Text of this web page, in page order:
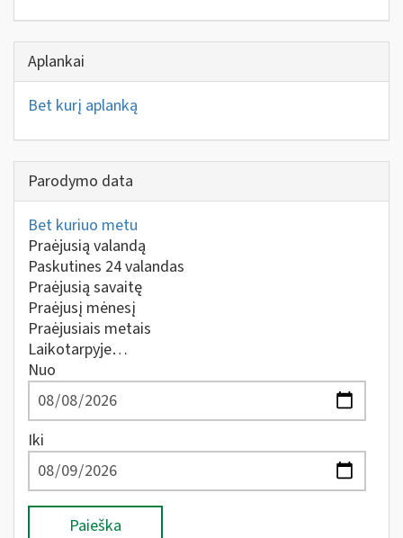
Aplankai
Bet kurį aplanką
Parodymo data
Bet kuriuo metu
Praėjusią valandą
Paskutines 24 valandas
Praėjusią savaitę
Praėjusį mėnesį
Praėjusiais metais
Laikotarpyje…
Nuo
Iki
Paieška